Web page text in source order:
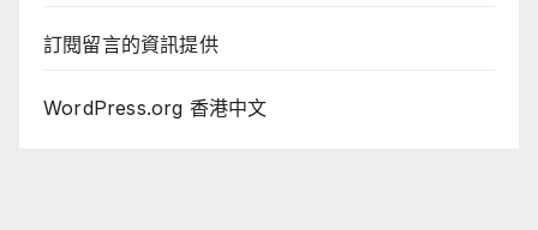
訂閱留言的資訊提供
WordPress.org 香港中文